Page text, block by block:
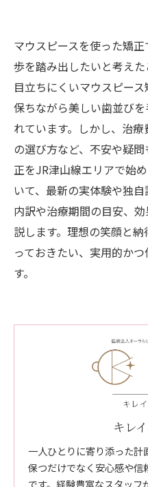
マウスピースを使った矯
歩を踏み出したいと考え
目立ちにくいマウスピー
保ちながら美しい歯並び
れています。しかし、治
の選び方など、不安や疑
正をJR津山線エリアで始
いて、最新の実体験や独
内訳や治療期間の目安、
説します。理想の笑顔と
っておきたい、実用的か
す。
キレ
一人ひとりに寄り添った計
保つだけでなく安心感や信
です。経験豊富なスタッ